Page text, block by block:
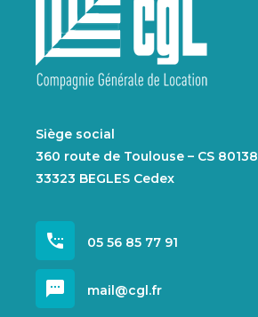
Siège social
360 route de Toulouse – CS 80138
33323 BEGLES Cedex
settings_phone 05 56 85 77 91
sms mail@cgl.fr